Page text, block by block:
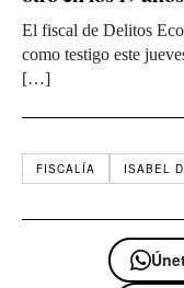
El fiscal de Delitos
como testigo este
[…]
FISCALÍA ISABEL